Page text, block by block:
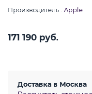
Производитель : Apple
171 190 руб.
Доставка в Москва